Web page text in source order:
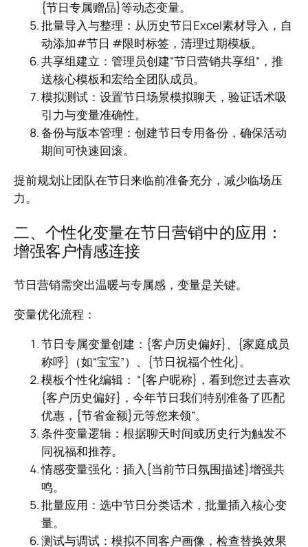
{节日专属赠品}等动态变量。
批量导入与整理：从历史节日Excel素材导入，自
动添加#节日 #限时标签，清理过期模板。
共享组建立：管理员创建“节日营销共享组”，推
送核心模板和宏给全团队成员。
模拟测试：设置节日场景模拟聊天，验证话术吸
引力与变量准确性。
备份与版本管理：创建节日专用备份，确保活动
期间可快速回滚。
提前规划让团队在节日来临前准备充分，减少临场压
力。
二、个性化变量在节日营销中的应用：
增强客户情感连接
节日营销需突出温暖与专属感，变量是关键。
变量优化流程：
节日专属变量创建：{客户历史偏好}、{家庭成员
称呼}（如“宝宝”）、{节日祝福个性化}。
模板个性化编辑： “{客户昵称}，看到您过去喜欢
{客户历史偏好}，今年节日我们特别准备了匹配
优惠，{节省金额}元等您来领”。
条件变量逻辑：根据聊天时间或历史行为触发不
同祝福和推荐。
情感变量强化：插入{当前节日氛围描述}增强共
鸣。
批量应用：选中节日分类话术，批量插入核心变
量。
测试与调试：模拟不同客户画像，检查替换效果